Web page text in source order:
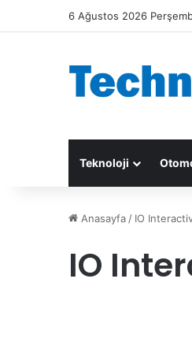
6 Ağustos 2026
Teknoloji
Anasayfa / IO
IO